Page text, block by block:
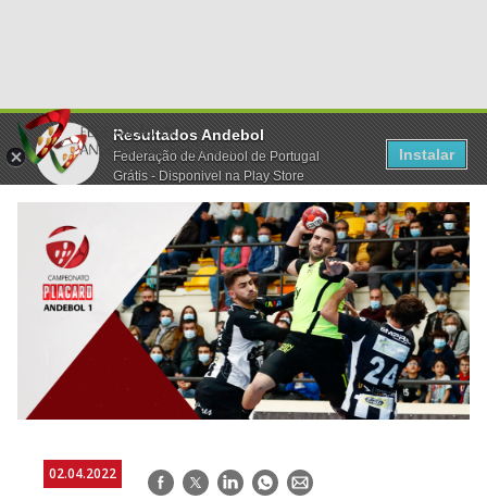
Resultados Andebol
Federação de Andebol de Portugal
Grátis - Disponivel na Play Store
Instalar
02.04.2022 Facebook
TwitterLinkedInWhatsApp
E-